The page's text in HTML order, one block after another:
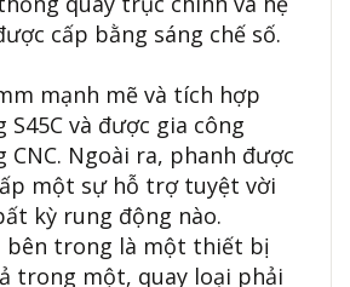
cấp bằng sáng chế số.
mạnh mẽ và tích hợp
và được gia công
CNC. Ngoài ra, phanh được
một sự hỗ trợ tuyệt vời
kỳ rung động nào.
bên trong là một thiết bị
trong một, quay loại phải